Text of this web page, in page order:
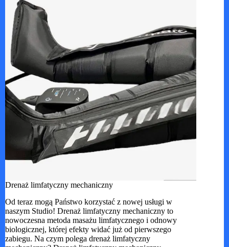
Drenaż limfatyczny mechaniczny
Od teraz mogą Państwo korzystać z nowej usługi w
naszym Studio! Drenaż limfatyczny mechaniczny to
nowoczesna metoda masażu limfatycznego i odnowy
biologicznej, której efekty widać już od pierwszego
zabiegu. Na czym polega drenaż limfatyczny